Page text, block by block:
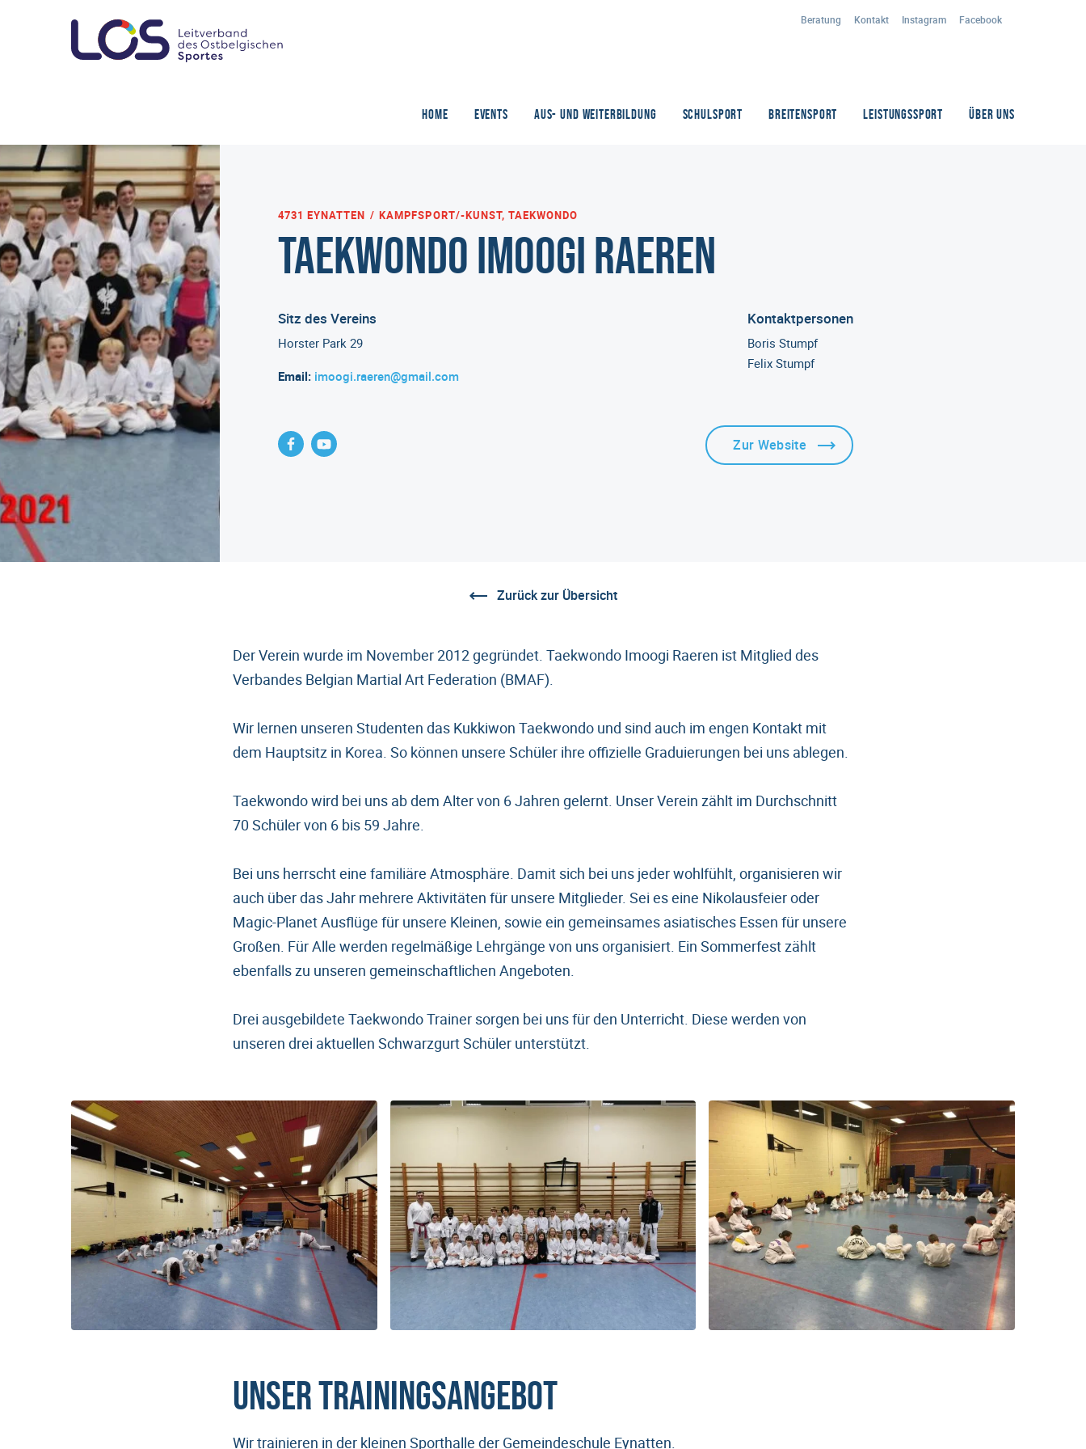
Beratung Kontakt Instagram Facebook
HOME EVENTS AUS- UND WEITERBILDUNG SCHULSPORT BREITENSPORT LEISTUNGSSPORT ÜBER UNS
4731 EYNATTEN KAMPFSPORT/-KUNST, TAEKWONDO
Taekwondo Imoogi Raeren
Sitz des Vereins
Horster Park 29
Email: imoogi.raeren@gmail.com
Kontaktpersonen
Boris Stumpf
Felix Stumpf
Zur Website
Zurück zur Übersicht
Der Verein wurde im November 2012 gegründet. Taekwondo Imoogi Raeren ist Mitglied des
Verbandes Belgian Martial Art Federation (BMAF).
Wir lernen unseren Studenten das Kukkiwon Taekwondo und sind auch im engen Kontakt mit
dem Hauptsitz in Korea. So können unsere Schüler ihre offizielle Graduierungen bei uns ablegen.
Taekwondo wird bei uns ab dem Alter von 6 Jahren gelernt. Unser Verein zählt im Durchschnitt
70 Schüler von 6 bis 59 Jahre.
Bei uns herrscht eine familiäre Atmosphäre. Damit sich bei uns jeder wohlfühlt, organisieren wir
auch über das Jahr mehrere Aktivitäten für unsere Mitglieder. Sei es eine Nikolausfeier oder
Magic-Planet Ausflüge für unsere Kleinen, sowie ein gemeinsames asiatisches Essen für unsere
Großen. Für Alle werden regelmäßige Lehrgänge von uns organisiert. Ein Sommerfest zählt
ebenfalls zu unseren gemeinschaftlichen Angeboten.
Drei ausgebildete Taekwondo Trainer sorgen bei uns für den Unterricht. Diese werden von
unseren drei aktuellen Schwarzgurt Schüler unterstützt.
Unser Trainingsangebot
Wir trainieren in der kleinen Sporthalle der Gemeindeschule Eynatten.